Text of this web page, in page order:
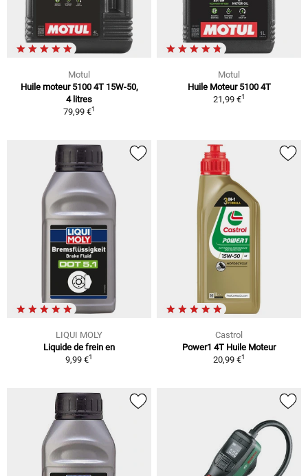
Motul
Huile moteur 5100 4T 15W-50,
4 litres
79,99 €1
Motul
Huile Moteur 5100 4T
21,99 €1
LIQUI MOLY
Liquide de frein en
9,99 €1
Castrol
Power1 4T Huile Moteur
20,99 €1